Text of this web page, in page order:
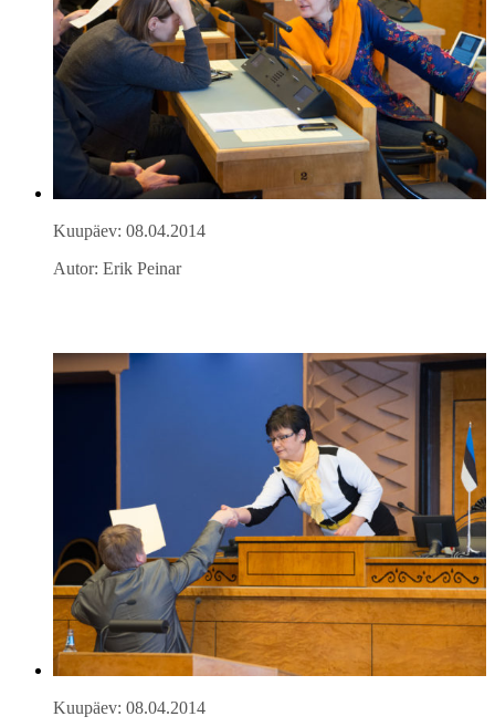
Kuupäev: 08.04.2014
Autor: Erik Peinar
Kuupäev: 08.04.2014